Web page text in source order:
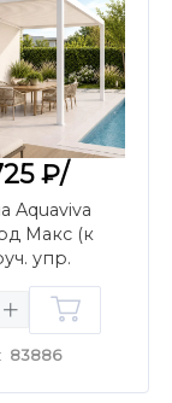
₽/
Aquaviva
Макс (к
упр.
4х4м,
83886